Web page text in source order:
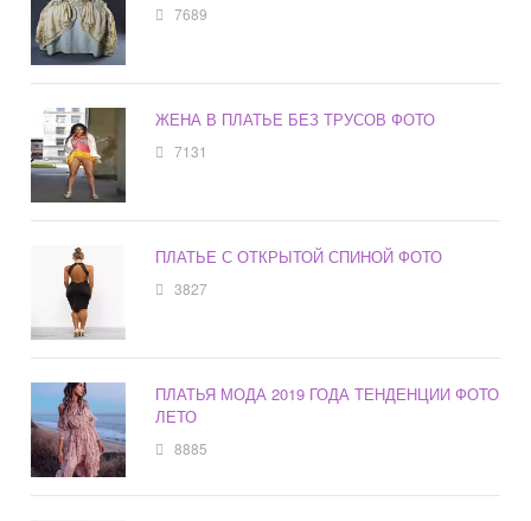
7689
ЖЕНА В ПЛАТЬЕ БЕЗ ТРУСОВ ФОТО
7131
ПЛАТЬЕ С ОТКРЫТОЙ СПИНОЙ ФОТО
3827
ПЛАТЬЯ МОДА 2019 ГОДА ТЕНДЕНЦИИ ФОТО
ЛЕТО
8885